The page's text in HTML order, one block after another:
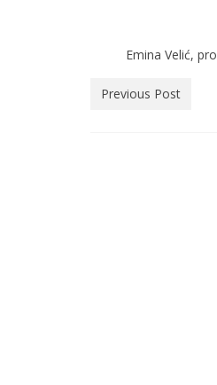
Emina Velić,
Previous Post